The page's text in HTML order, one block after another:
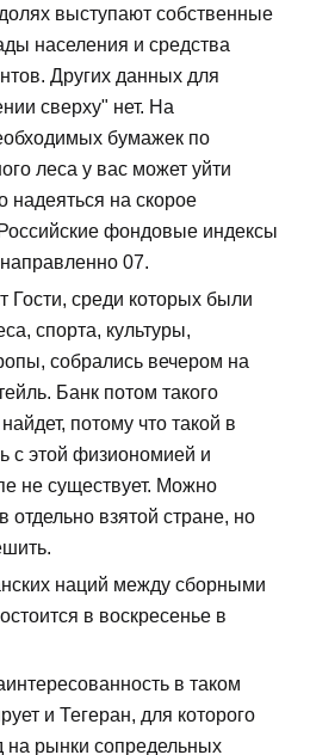
выступают собственные
населения и средства
Других данных для
сверху" нет. На
бумажек по
леса у вас может уйти
надеяться на скорое
фондовые индексы
07.
Гости, среди которых были
спорта, культуры,
собрались вечером на
Банк потом такого
потому что такой в
с этой физиономией и
не существует. Можно
отдельно взятой стране, но
наций между сборными
в воскресенье в
в таком
и Тегеран, для которого
рынки сопредельных